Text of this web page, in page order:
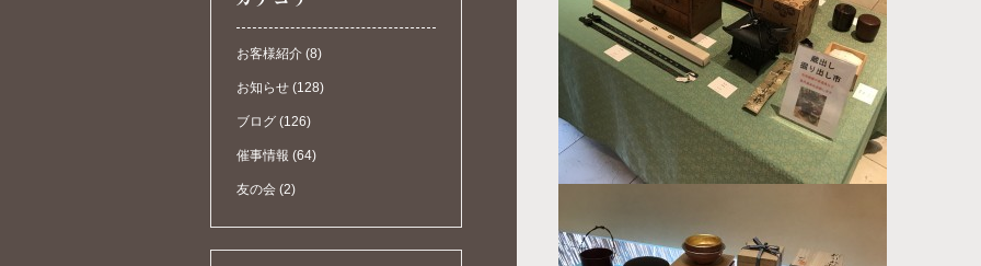
お客様紹介 (8)
お知らせ (128)
ブログ (126)
催事情報 (64)
友の会 (2)